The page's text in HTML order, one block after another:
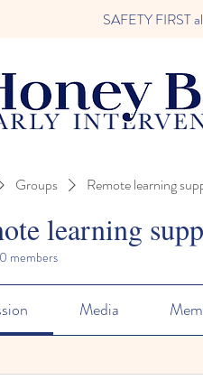
SAFETY FIRST
Groups Remote learning
learning
members
Media